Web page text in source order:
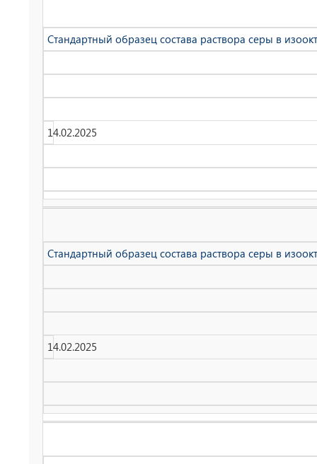
Стандартный образец состава раствора серы в
14.02.2025
Стандартный образец состава раствора серы в
14.02.2025